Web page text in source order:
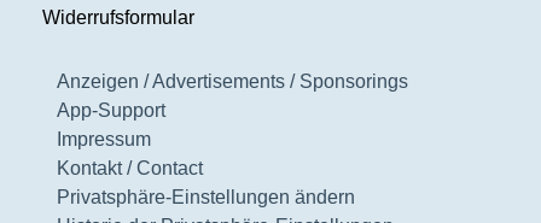
Widerrufsformular
Anzeigen / Advertisements / Sponsorings
App-Support
Impressum
Kontakt / Contact
Privatsphäre-Einstellungen ändern